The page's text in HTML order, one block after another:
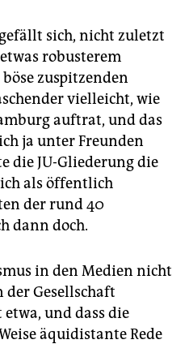
sich, nicht zuletzt
robusterem
zuspitzenden
vielleicht, wie
auftrat, und das
ja unter Freunden
die JU-Gliederung die
als öffentlich
der rund 40
dann doch.
in den Medien nicht
der Gesellschaft
etwa, und dass die
äquidistante Rede